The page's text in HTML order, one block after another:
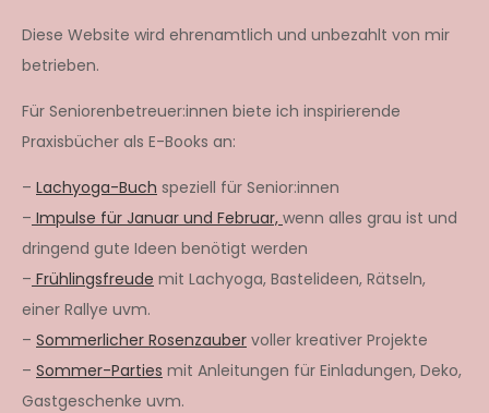
Diese Website wird ehrenamtlich und unbezahlt von mir
betrieben.
Für Seniorenbetreuer:innen biete ich inspirierende
Praxisbücher als E-Books an:
– Lachyoga-Buch speziell für Senior:innen
– Impulse für Januar und Februar, wenn alles grau ist und
dringend gute Ideen benötigt werden
– Frühlingsfreude mit Lachyoga, Bastelideen, Rätseln,
einer Rallye uvm.
– Sommerlicher Rosenzauber voller kreativer Projekte
– Sommer-Parties mit Anleitungen für Einladungen, Deko,
Gastgeschenke uvm.